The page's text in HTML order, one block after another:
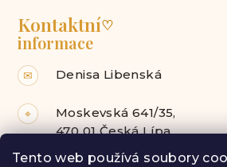
Tento web používá soubory
Kontaktní♡
informace
✉ Denisa Libenská
⌖
Moskevská 641/35,
470 01 Česká Lípa